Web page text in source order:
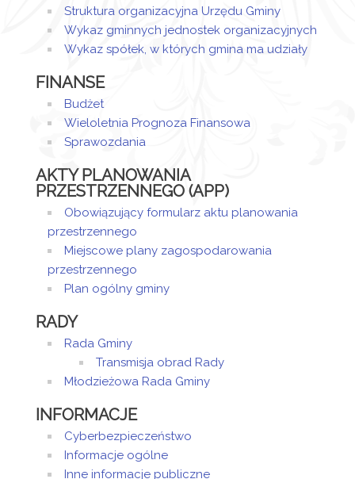
Zarządzenie
Struktura organizacyjna Urzędu Gminy
Wykaz gminnych jednostek organizacyjnych
Wykaz spółek, w których gmina ma udziały
FINANSE
Budżet
Wieloletnia Prognoza Finansowa
Sprawozdania
AKTY PLANOWANIA
PRZESTRZENNEGO (APP)
Obowiązujący formularz aktu planowania
przestrzennego
Miejscowe plany zagospodarowania
przestrzennego
Plan ogólny gminy
RADY
Rada Gminy
Transmisja obrad Rady
Młodzieżowa Rada Gminy
INFORMACJE
Cyberbezpieczeństwo
Informacje ogólne
Inne informacje publiczne